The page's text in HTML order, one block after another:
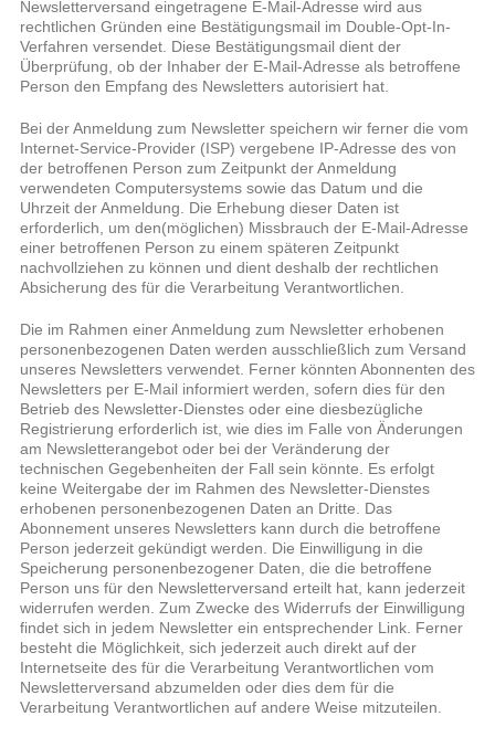
Newsletterversand eingetragene E-Mail-Adresse wird aus
rechtlichen Gründen eine Bestätigungsmail im Double-Opt-In-
Verfahren versendet. Diese Bestätigungsmail dient der
Überprüfung, ob der Inhaber der E-Mail-Adresse als betroffene
Person den Empfang des Newsletters autorisiert hat.
Bei der Anmeldung zum Newsletter speichern wir ferner die vom
Internet-Service-Provider (ISP) vergebene IP-Adresse des von
der betroffenen Person zum Zeitpunkt der Anmeldung
verwendeten Computersystems sowie das Datum und die
Uhrzeit der Anmeldung. Die Erhebung dieser Daten ist
erforderlich, um den(möglichen) Missbrauch der E-Mail-Adresse
einer betroffenen Person zu einem späteren Zeitpunkt
nachvollziehen zu können und dient deshalb der rechtlichen
Absicherung des für die Verarbeitung Verantwortlichen.
Die im Rahmen einer Anmeldung zum Newsletter erhobenen
personenbezogenen Daten werden ausschließlich zum Versand
unseres Newsletters verwendet. Ferner könnten Abonnenten des
Newsletters per E-Mail informiert werden, sofern dies für den
Betrieb des Newsletter-Dienstes oder eine diesbezügliche
Registrierung erforderlich ist, wie dies im Falle von Änderungen
am Newsletterangebot oder bei der Veränderung der
technischen Gegebenheiten der Fall sein könnte. Es erfolgt
keine Weitergabe der im Rahmen des Newsletter-Dienstes
erhobenen personenbezogenen Daten an Dritte. Das
Abonnement unseres Newsletters kann durch die betroffene
Person jederzeit gekündigt werden. Die Einwilligung in die
Speicherung personenbezogener Daten, die die betroffene
Person uns für den Newsletterversand erteilt hat, kann jederzeit
widerrufen werden. Zum Zwecke des Widerrufs der Einwilligung
findet sich in jedem Newsletter ein entsprechender Link. Ferner
besteht die Möglichkeit, sich jederzeit auch direkt auf der
Internetseite des für die Verarbeitung Verantwortlichen vom
Newsletterversand abzumelden oder dies dem für die
Verarbeitung Verantwortlichen auf andere Weise mitzuteilen.